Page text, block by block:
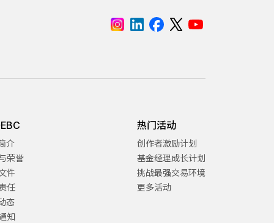
介
荣誉
件
任
态
知
热门活动
创作者激励计划
基金经理成长计划
挑战最强交易环境
更多活动